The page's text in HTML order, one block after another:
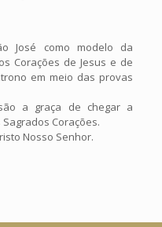
José como modelo da
Corações de Jesus e de
em meio das provas
a graça de chegar a
Corações.
Nosso Senhor.